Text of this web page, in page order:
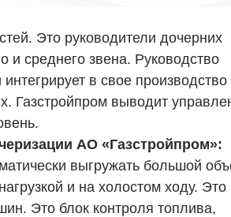
Это руководители дочерних
среднего звена. Руководство
в свое производство
Газстройпром выводит
АО «Газстройпром»:
выгружать большой
и на холостом ходу. Это
Это блок контроля топлива,